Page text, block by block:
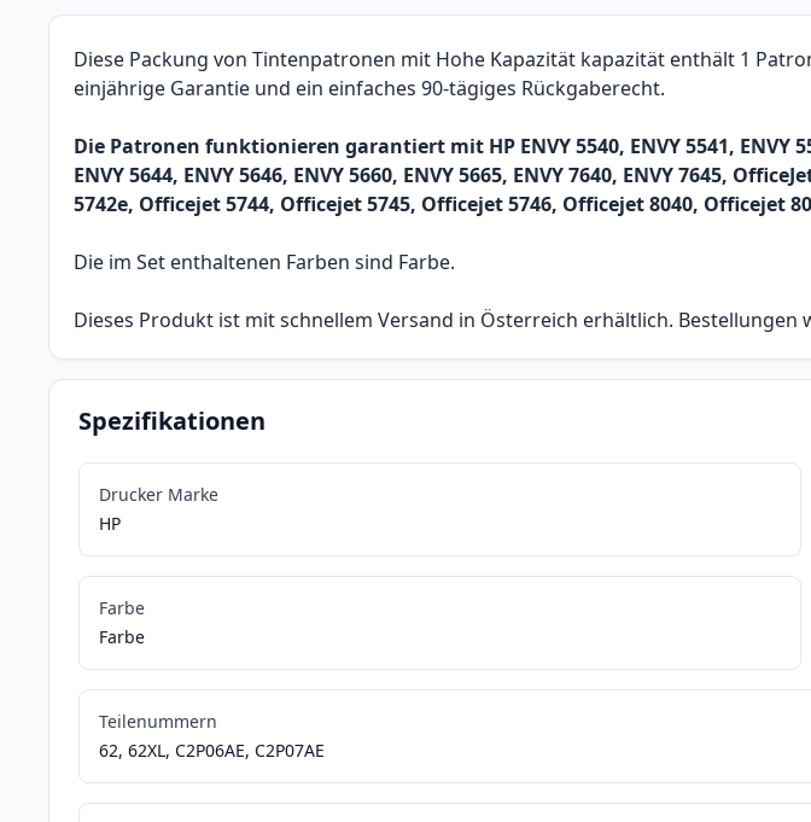
Diese Packung von Tintenpatronen mit Hohe Kapazität kapazität enthält 1
einjährige Garantie und ein einfaches 90-tägiges Rückgaberecht.
Die Patronen funktionieren garantiert mit HP ENVY 5540, ENVY 5541, ENVY
ENVY 5644, ENVY 5646, ENVY 5660, ENVY 5665, ENVY 7640, ENVY 7645,
5742e, Officejet 5744, Officejet 5745, Officejet 5746, Officejet 8040, Officejet
Die im Set enthaltenen Farben sind Farbe.
Dieses Produkt ist mit schnellem Versand in Österreich erhältlich.
Spezifikationen
Drucker Marke
HP
Farbe
Farbe
Teilenummern
62, 62XL, C2P06AE, C2P07AE